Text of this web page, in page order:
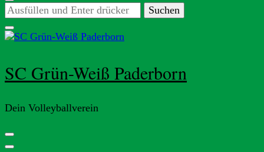
Suchst
du
nach
etwas?
SC Grün-Weiß Paderborn
Dein Volleyballverein